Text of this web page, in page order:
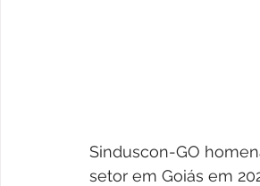
Sinduscon-GO
setor em Goiás em